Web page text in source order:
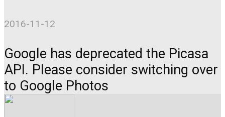
2016-11-12
Google has deprecated the Picasa
API. Please consider switching over
to Google Photos